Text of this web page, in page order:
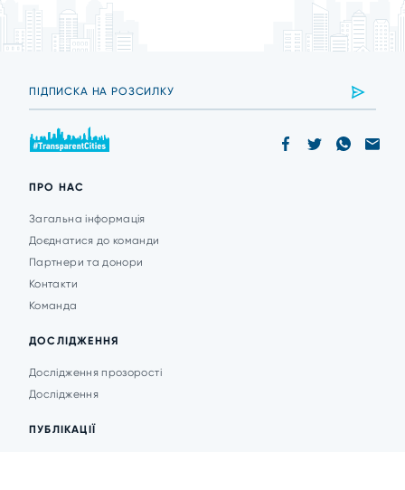
ПРО НАС
Загальна інформація
Доєднатися до команди
Партнери та донори
Контакти
Команда
ДОСЛІДЖЕННЯ
Дослідження прозорості
Дослідження
ПУБЛІКАЦІЇ